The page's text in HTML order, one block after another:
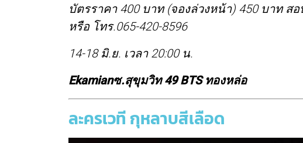
บัตรราคา 400 บาท (จองล่วงหน้า) 450 บาท ส
หรือ โทร.065-420-8596
14-18 มิ.ย. เวลา 20:00 น.
Ekamianซ.สุขุมวิท 49 BTS ทองหล่อ
ละครเวที กุหลาบสีเลือด